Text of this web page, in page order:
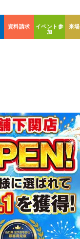
資料請求
イベント参
加
来